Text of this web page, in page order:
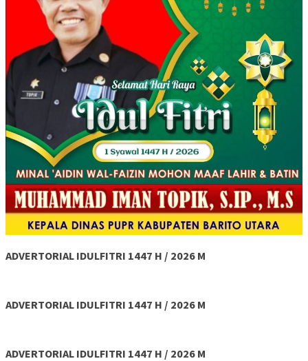
ADVERTORIAL IDULFITRI 1447 H / 2026 M
ADVERTORIAL IDULFITRI 1447 H / 2026 M
ADVERTORIAL IDULFITRI 1447 H / 2026 M